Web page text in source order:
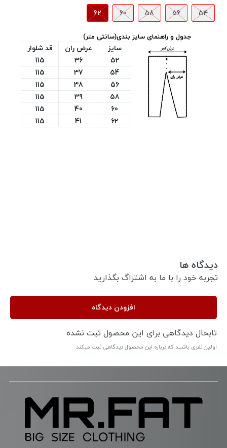
54
56
58
60
62
جدول و راهنمای سایز بندی(سانتی متر)
سایز عرض ران
قد شلوار
52
36
115
54
37
115
56
38
115
58
39
115
60
40
115
62
41
115
دیدگاه ها
تجربه خود را با ما به اشتراگ بگذارید
افزودن دیدگاه
تابحال دیدگاهی برای این محصول ثبت نشده
اولین نفری باشید که درباره این محصول دیدگاهی ثبت میکند